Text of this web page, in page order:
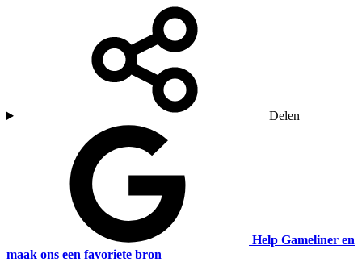
Delen
Help Gameliner en
maak ons een favoriete bron